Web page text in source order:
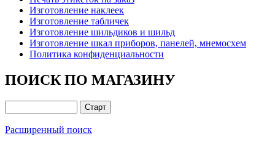
Изготовление наклеек
Изготовление табличек
Изготовление шильдиков и шильд
Изготовление шкал приборов, панелей, мнемосхем
Политика конфиденциальности
ПОИСК ПО МАГАЗИНУ
Расширенный поиск